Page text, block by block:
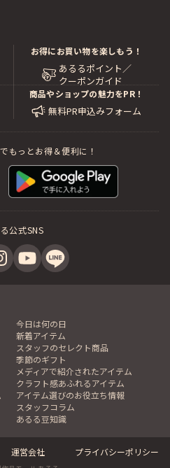
お得にお買い物を楽しもう！
あるるポイント／
クーポンガイド
商品やショップの魅力をPR！
無料PR申込みフォーム
もっとお得＆便利に！
公式SNS
今日は何の日
新着アイテム
スタッフのセレクト商品
季節のギフト
メディアで紹介されたアイテム
クラフト感あふれるアイテム
アイテム選びのお役立ち情報
スタッフコラム
あるる豆知識
運営会社 プライバシーポリシー